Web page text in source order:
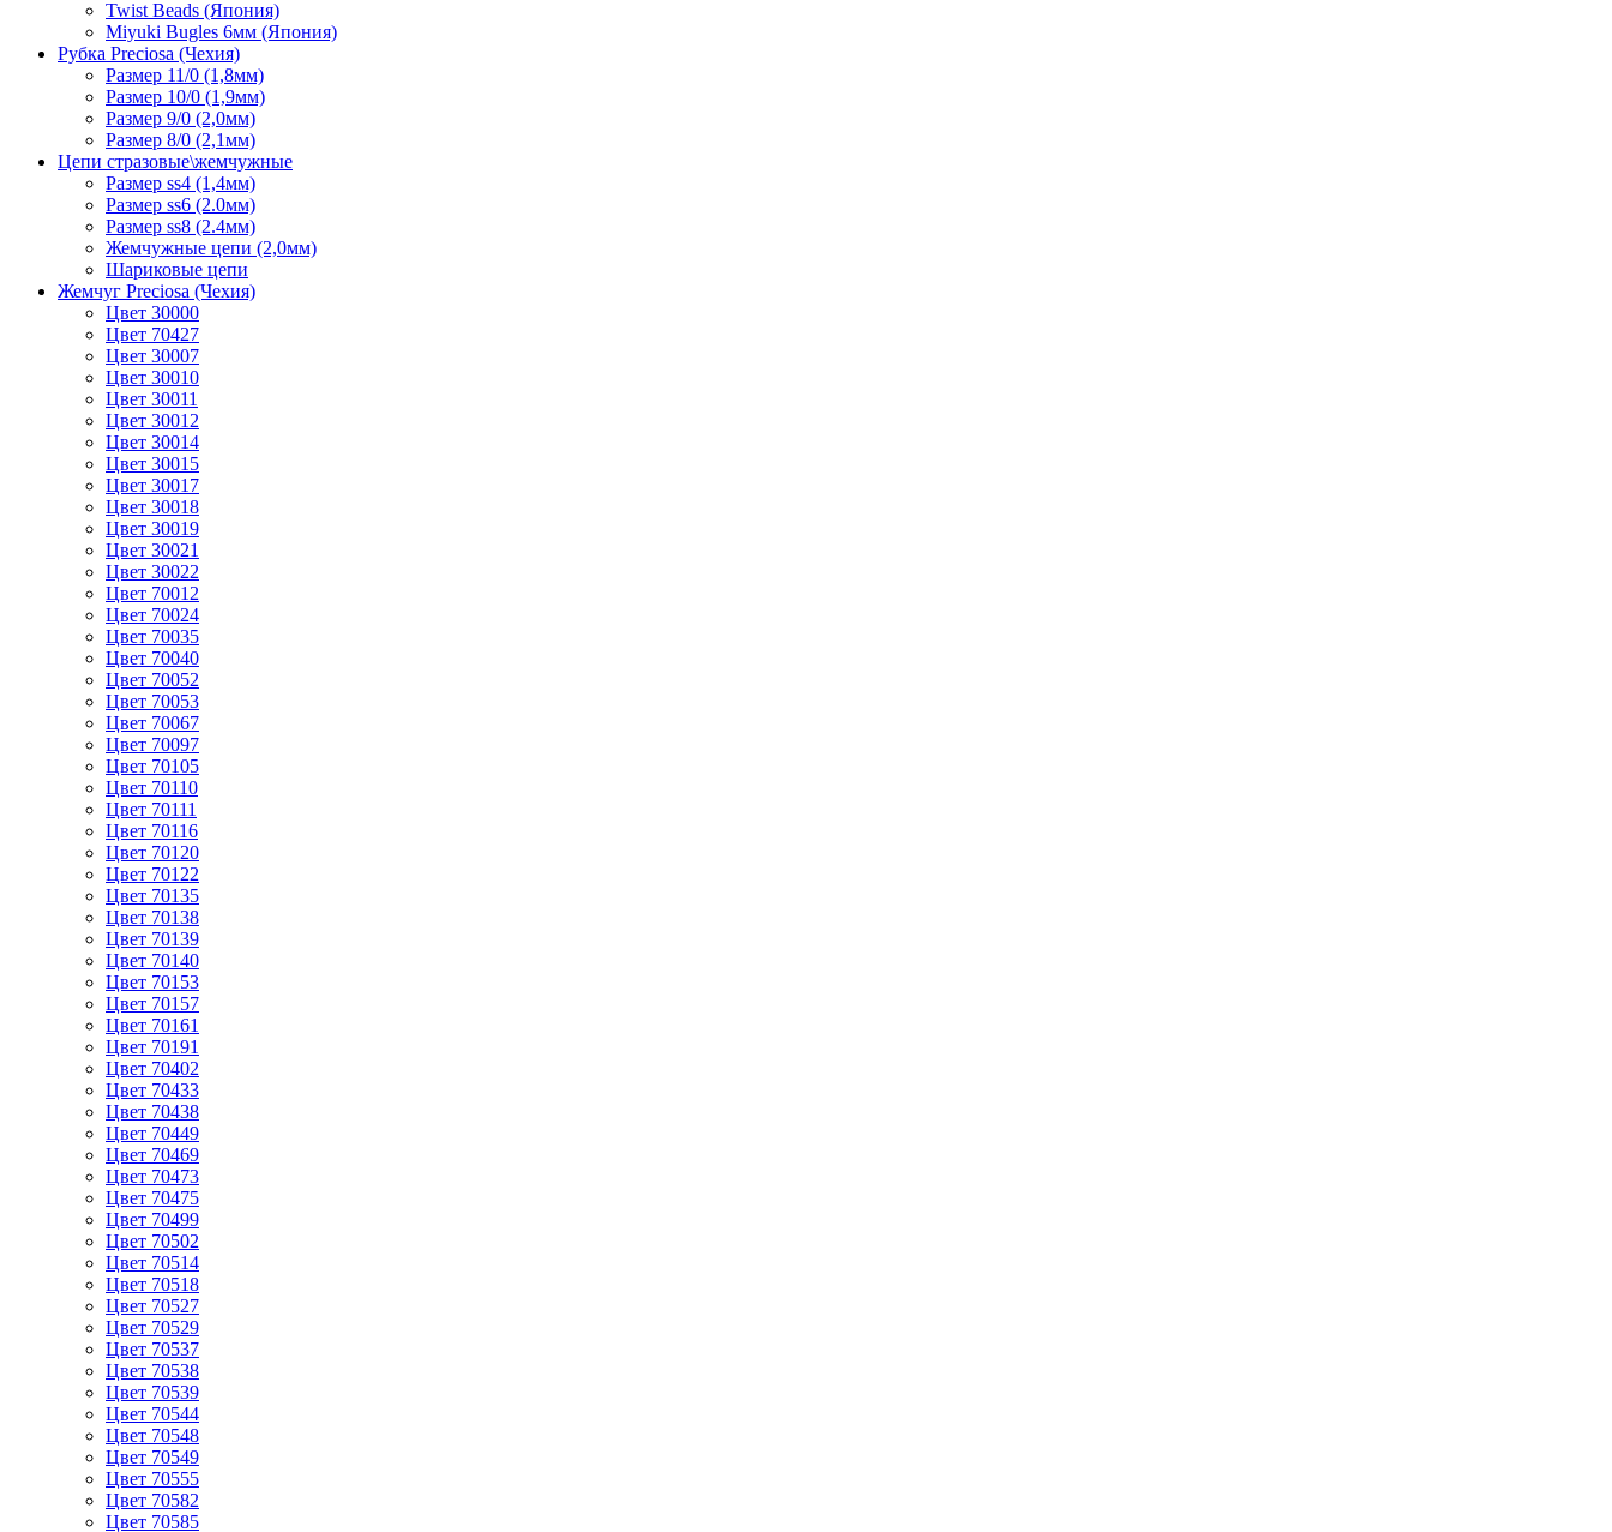
Twist Beads (Япония)
Miyuki Bugles 6мм (Япония)
Рубка Preciosa (Чехия)
Размер 11/0 (1,8мм)
Размер 10/0 (1,9мм)
Размер 9/0 (2,0мм)
Размер 8/0 (2,1мм)
Цепи стразовые\жемчужные
Размер ss4 (1,4мм)
Размер ss6 (2.0мм)
Размер ss8 (2.4мм)
Жемчужные цепи (2,0мм)
Шариковые цепи
Жемчуг Preciosa (Чехия)
Цвет 30000
Цвет 70427
Цвет 30007
Цвет 30010
Цвет 30011
Цвет 30012
Цвет 30014
Цвет 30015
Цвет 30017
Цвет 30018
Цвет 30019
Цвет 30021
Цвет 30022
Цвет 70012
Цвет 70024
Цвет 70035
Цвет 70040
Цвет 70052
Цвет 70053
Цвет 70067
Цвет 70097
Цвет 70105
Цвет 70110
Цвет 70111
Цвет 70116
Цвет 70120
Цвет 70122
Цвет 70135
Цвет 70138
Цвет 70139
Цвет 70140
Цвет 70153
Цвет 70157
Цвет 70161
Цвет 70191
Цвет 70402
Цвет 70433
Цвет 70438
Цвет 70449
Цвет 70469
Цвет 70473
Цвет 70475
Цвет 70499
Цвет 70502
Цвет 70514
Цвет 70518
Цвет 70527
Цвет 70529
Цвет 70537
Цвет 70538
Цвет 70539
Цвет 70544
Цвет 70548
Цвет 70549
Цвет 70555
Цвет 70582
Цвет 70585